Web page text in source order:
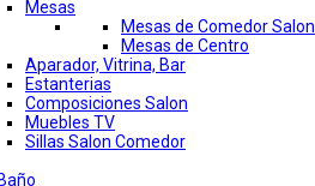
Mesas
Mesas de Comedor Salon
Mesas de Centro
Aparador, Vitrina, Bar
Estanterias
Composiciones Salon
Muebles TV
Sillas Salon Comedor